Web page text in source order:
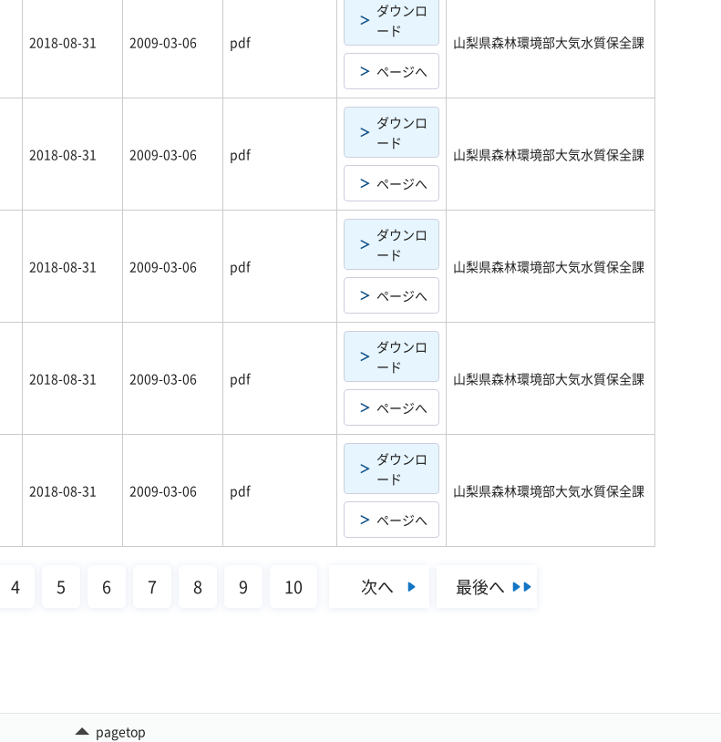
2018-08-31 2009-03-06 pdf
ダウンロ
ード
ページへ
山梨県森林環境部大気水質保全課
2018-08-31 2009-03-06 pdf
ダウンロ
ード
ページへ
山梨県森林環境部大気水質保全課
2018-08-31 2009-03-06 pdf
ダウンロ
ード
ページへ
山梨県森林環境部大気水質保全課
2018-08-31 2009-03-06 pdf
ダウンロ
ード
ページへ
山梨県森林環境部大気水質保全課
2018-08-31 2009-03-06 pdf
ダウンロ
ード
ページへ
山梨県森林環境部大気水質保全課
4 5 6 7 8 9 10 次へ 最後へ
pagetop